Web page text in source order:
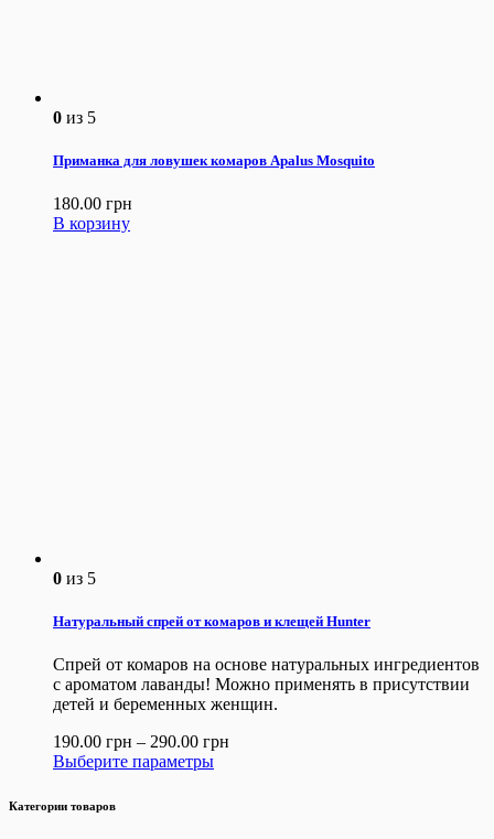
0 из 5
Приманка для ловушек комаров Apalus Mosquito
180.00 грн
В корзину
0 из 5
Натуральный спрей от комаров и клещей Hunter
Спрей от комаров на основе натуральных ингредиентов
с ароматом лаванды! Можно применять в присутствии
детей и беременных женщин.
190.00 грн – 290.00 грн
Выберите параметры
Категории товаров